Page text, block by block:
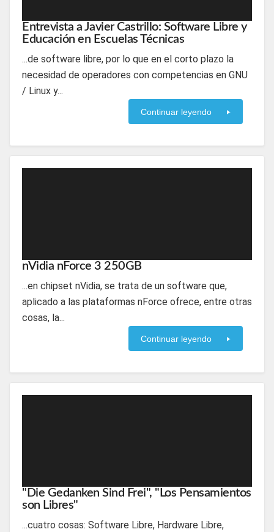
Entrevista a Javier Castrillo: Software Libre y
Educación en Escuelas Técnicas
...de software libre, por lo que en el corto plazo la
necesidad de operadores con competencias en GNU
/ Linux y...
Continuar leyendo
nVidia nForce 3 250GB
...en chipset nVidia, se trata de un software que,
aplicado a las plataformas nForce ofrece, entre otras
cosas, la...
Continuar leyendo
"Die Gedanken Sind Frei", "Los Pensamientos
son Libres"
...cuatro cosas: Software Libre, Hardware Libre,